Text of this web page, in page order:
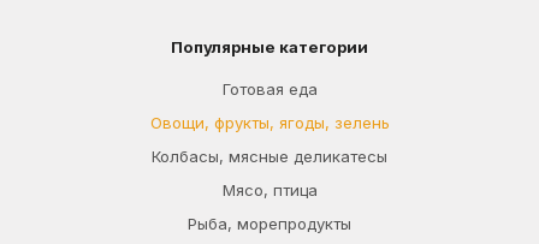
Популярные категории
Готовая еда
Овощи, фрукты, ягоды, зелень
Колбасы, мясные деликатесы
Мясо, птица
Рыба, морепродукты